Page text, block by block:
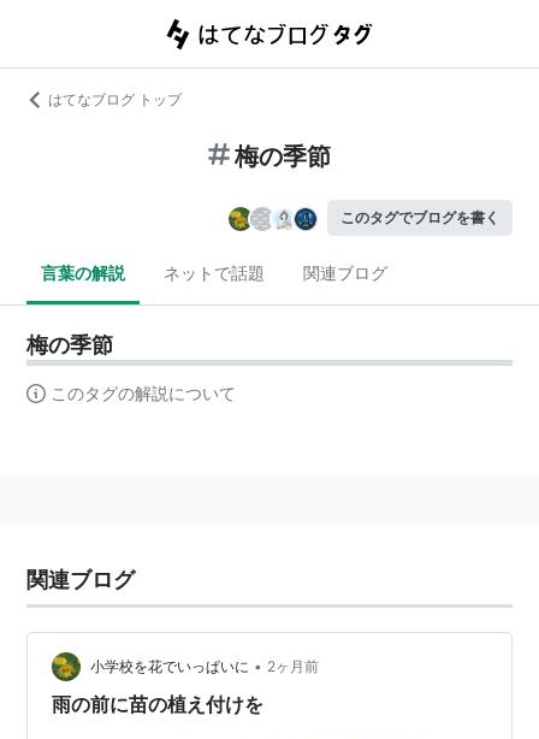
はてなブログ トップ
梅の季節
このタグでブログを書く
言葉の解説 ネットで話題 関連ブログ
梅の季節
このタグの解説について
関連ブログ
小学校を花でいっぱいに • 2ヶ月前
雨の前に苗の植え付けを